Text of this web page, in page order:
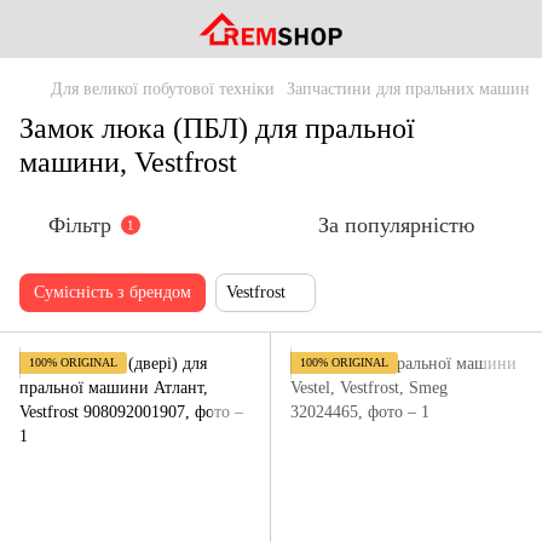
Для великої побутової техніки Запчастини для пральних машин
Замок люка (ПБЛ) для пральної
машини, Vestfrost
Фільтр 1 За популярністю
Сумісність з брендом Vestfrost
100% ORIGINAL 100% ORIGINAL